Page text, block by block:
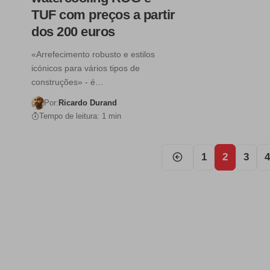
TUF com preços a partir
dos 200 euros
«Arrefecimento robusto e estilos
icónicos para vários tipos de
construções» - é…
Por: Ricardo Durand
Tempo de leitura: 1 min
1 2 3 4